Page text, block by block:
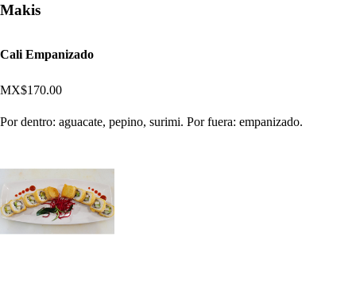
Makis
Cali Empanizado
MX$170.00
Por dentro: aguacate, pepino, surimi. Por fuera: empanizado.